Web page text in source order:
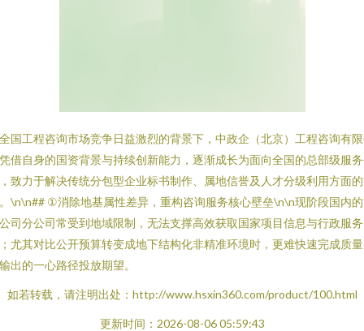
国工程咨询市场竞争日益激烈的背景下，中政企（北京）工程咨询有
借自身的国资背景与持续创新能力，逐渐成长为面向全国的总部级服
致力于解决传统分包型企业标书制作、属地信誉及人才分级利用方面
\n\n## ①消除地基属性差异，重构咨询服务核心壁垒\n\n现阶段国内
司分公司常受到地域限制，无法支撑高效获取国家项目信息与行政服
尤其对比公开预算转变成地下结构化非精准环境时，更难快速完成质
出的一心路径投放期望。
如若转载，请注明出处：http://www.hsxin360.com/product/100.html
更新时间：2026-08-06 05:59:43